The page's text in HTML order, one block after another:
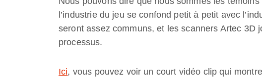
l’industrie du jeu se confond petit à petit avec
seront assez communs, et les scanners Artec 3D
processus.
Ici, vous pouvez voir un court vidéo clip qui